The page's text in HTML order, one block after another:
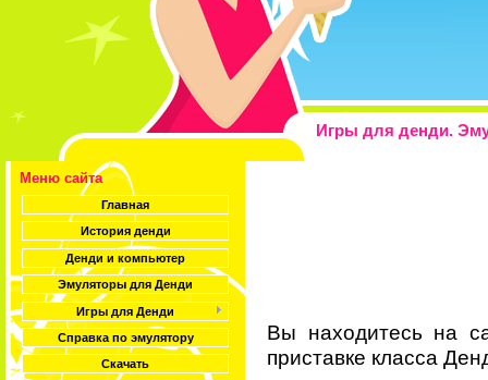
Игры для денди.
Меню сайта
Главная
История денди
Денди и компьютер
Эмуляторы для Денди
Игры для Денди
Справка по эмулятору
Скачать
Вы находитесь на
приставке класса